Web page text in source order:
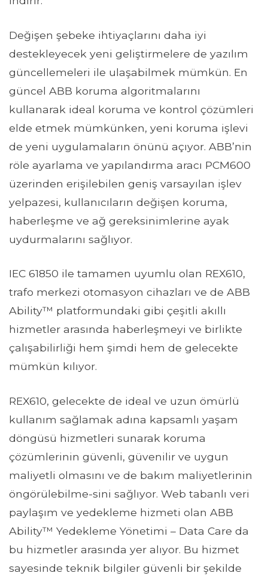
Değişen şebeke ihtiyaçlarını daha iyi
destekleyecek yeni geliştirmelere de yazılım
güncellemeleri ile ulaşabilmek mümkün. En
güncel ABB koruma algoritmalarını
kullanarak ideal koruma ve kontrol çözümleri
elde etmek mümkünken, yeni koruma işlevi
de yeni uygulamaların önünü açıyor. ABB’nin
röle ayarlama ve yapılandırma aracı PCM600
üzerinden erişilebilen geniş varsayılan işlev
yelpazesi, kullanıcıların değişen koruma,
haberleşme ve ağ gereksinimlerine ayak
uydurmalarını sağlıyor.
IEC 61850 ile tamamen uyumlu olan REX610,
trafo merkezi otomasyon cihazları ve de ABB
Ability™ platformundaki gibi çeşitli akıllı
hizmetler arasında haberleşmeyi ve birlikte
çalışabilirliği hem şimdi hem de gelecekte
mümkün kılıyor.
REX610, gelecekte de ideal ve uzun ömürlü
kullanım sağlamak adına kapsamlı yaşam
döngüsü hizmetleri sunarak koruma
çözümlerinin güvenli, güvenilir ve uygun
maliyetli olmasını ve de bakım maliyetlerinin
öngörülebilme-sini sağlıyor. Web tabanlı veri
paylaşım ve yedekleme hizmeti olan ABB
Ability™ Yedekleme Yönetimi – Data Care da
bu hizmetler arasında yer alıyor. Bu hizmet
sayesinde teknik bilgiler güvenli bir şekilde